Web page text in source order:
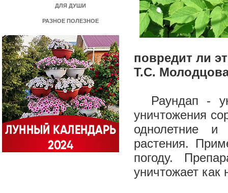
ДЛЯ ДУШИ
РАЗНОЕ ПОЛЕЗНОЕ
повредит ли
Т.С.
Раундап -
уничтожения
однолетние и
растения.
погоду.
уничтожает